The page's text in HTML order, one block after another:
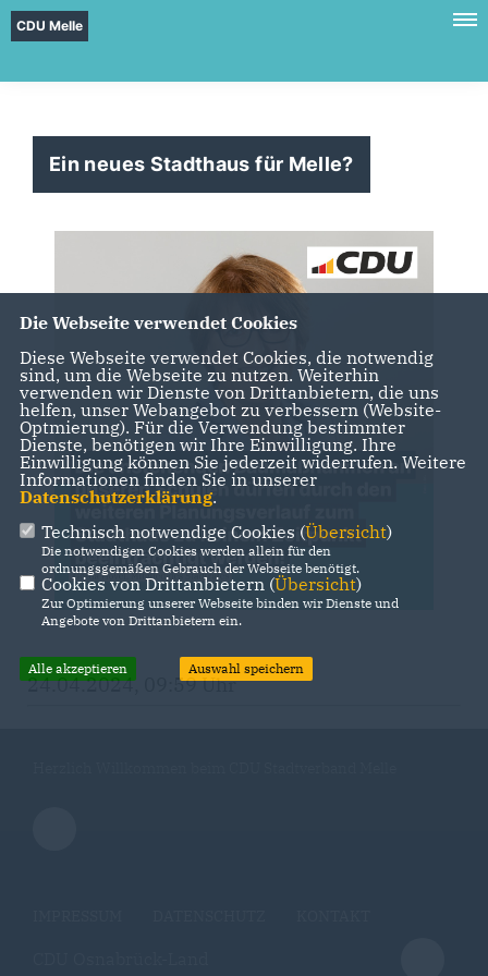
CDU Melle
Ein neues Stadthaus für Melle?
24.04.2024, 09:59 Uhr
Die Webseite verwendet Cookies
Diese Webseite verwendet Cookies, die notwendig
sind, um die Webseite zu nutzen. Weiterhin
verwenden wir Dienste von Drittanbietern, die uns
helfen, unser Webangebot zu verbessern (Website-
Optmierung). Für die Verwendung bestimmter
Dienste, benötigen wir Ihre Einwilligung. Ihre
Einwilligung können Sie jederzeit widerrufen. Weitere
Informationen finden Sie in unserer
Datenschutzerklärung.
Technisch notwendige Cookies (Übersicht)
Die notwendigen Cookies werden allein für den
ordnungsgemäßen Gebrauch der Webseite benötigt.
Cookies von Drittanbietern (Übersicht)
Zur Optimierung unserer Webseite binden wir Dienste und
Angebote von Drittanbietern ein.
Alle akzeptieren Auswahl speichern